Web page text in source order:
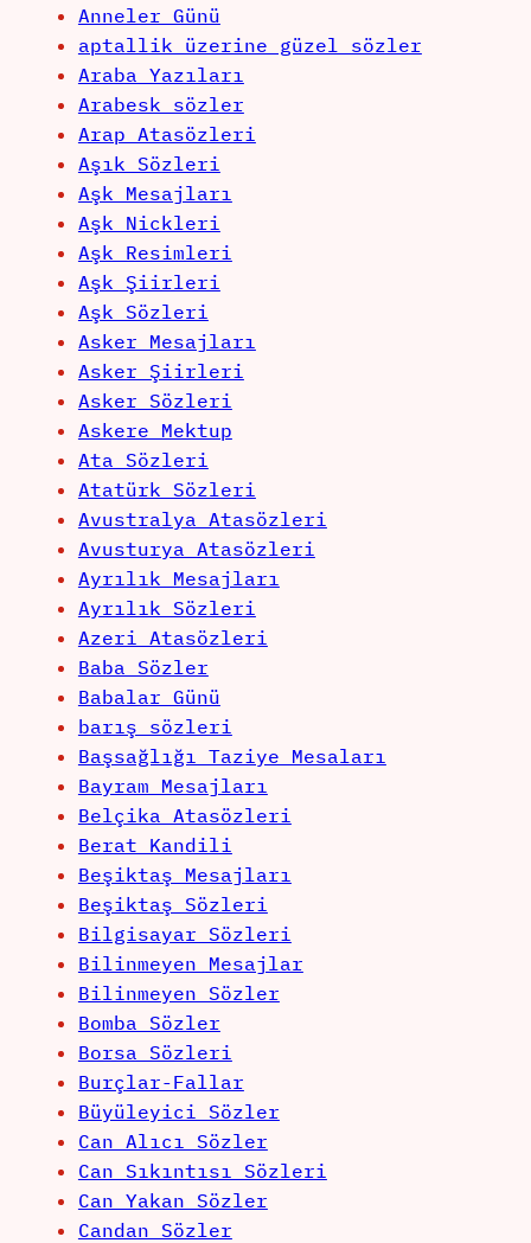
Anneler Günü
aptallik üzerine güzel sözler
Araba Yazıları
Arabesk sözler
Arap Atasözleri
Aşık Sözleri
Aşk Mesajları
Aşk Nickleri
Aşk Resimleri
Aşk Şiirleri
Aşk Sözleri
Asker Mesajları
Asker Şiirleri
Asker Sözleri
Askere Mektup
Ata Sözleri
Atatürk Sözleri
Avustralya Atasözleri
Avusturya Atasözleri
Ayrılık Mesajları
Ayrılık Sözleri
Azeri Atasözleri
Baba Sözler
Babalar Günü
barış sözleri
Başsağlığı Taziye Mesaları
Bayram Mesajları
Belçika Atasözleri
Berat Kandili
Beşiktaş Mesajları
Beşiktaş Sözleri
Bilgisayar Sözleri
Bilinmeyen Mesajlar
Bilinmeyen Sözler
Bomba Sözler
Borsa Sözleri
Burçlar-Fallar
Büyüleyici Sözler
Can Alıcı Sözler
Can Sıkıntısı Sözleri
Can Yakan Sözler
Candan Sözler